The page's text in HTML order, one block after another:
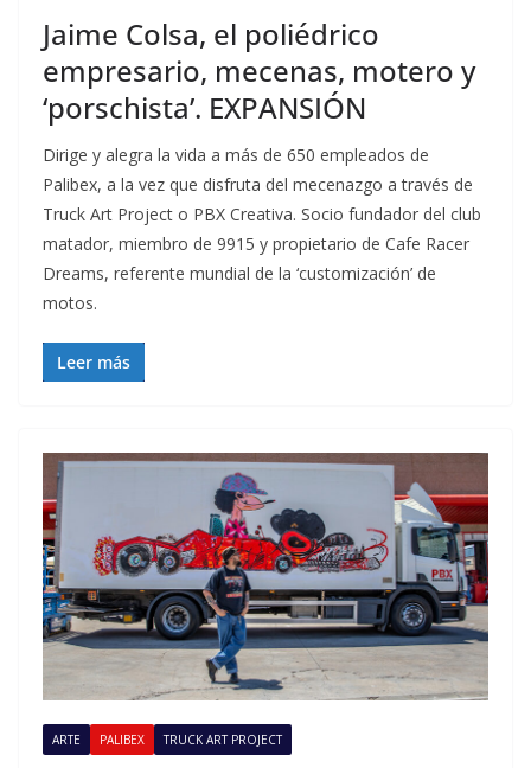
Jaime Colsa, el poliédrico
empresario, mecenas, motero y
‘porschista’. EXPANSIÓN
Dirige y alegra la vida a más de 650 empleados de
Palibex, a la vez que disfruta del mecenazgo a través de
Truck Art Project o PBX Creativa. Socio fundador del club
matador, miembro de 9915 y propietario de Cafe Racer
Dreams, referente mundial de la ‘customización’ de
motos.
Leer más
ARTE PALIBEX TRUCK ART PROJECT